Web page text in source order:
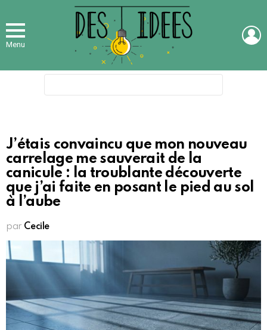
Menu
J’étais convaincu que mon nouveau
carrelage me sauverait de la
canicule : la troublante découverte
que j’ai faite en posant le pied au sol
à l’aube
par Cecile